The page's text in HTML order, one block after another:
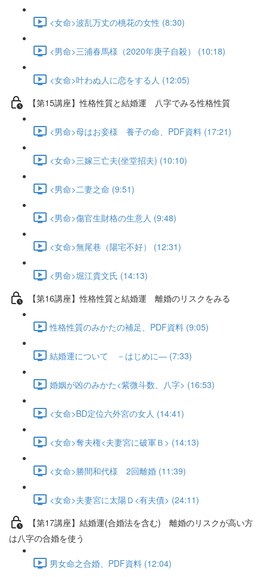
<女命>波乱万丈の桃花の女性 (8:30)
<男命>三浦春馬様（2020年庚子自殺） (10:18)
<女命>叶わぬ人に恋をする人 (12:05)
【第15講座】性格性質と結婚運 八字でみる性格性質
<男命>母はお妾様 養子の命、PDF資料 (17:21)
<女命>三嫁三亡夫(坐堂招夫) (10:10)
<男命>二妻之命 (9:51)
<男命>傷官生財格の生意人 (9:48)
<女命>無尾巷（陽宅不好） (12:31)
<男命>堀江貴文氏 (14:13)
【第16講座】性格性質と結婚運 離婚のリスクをみる
性格性質のみかたの補足、PDF資料 (9:05)
結婚運について －はじめに― (7:33)
婚姻が凶のみかた<紫微斗数、八字> (16:53)
<女命>BD定位六外宮の女人 (14:41)
<女命>奪夫権<夫妻宮に破軍Ｂ> (14:13)
<女命>勝間和代様 2回離婚 (11:39)
<女命>夫妻宮に太陽Ｄ<有夫債> (24:11)
【第17講座】結婚運(合婚法を含む) 離婚のリスクが高い方
は八字の合婚を使う
男女命之合婚、PDF資料 (12:04)